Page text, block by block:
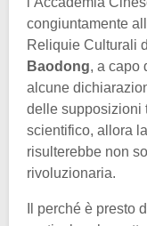
congiuntamente
Reliquie Culturali
Baodong, a capo
alcune
delle supposizioni
scientifico, allora
risulterebbe non
rivoluzionaria.
Il perché è presto